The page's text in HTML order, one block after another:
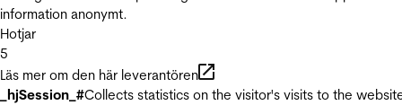
information anonymt.
Hotjar
5
Läs mer om den här leverantören
_hjSession_#Collects statistics on the visitor's visits to the